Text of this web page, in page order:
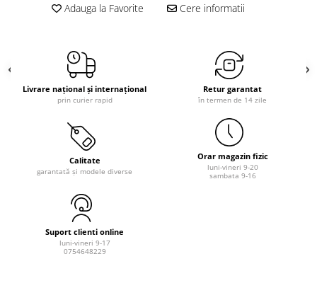
Adauga la Favorite Cere informatii
Livrare național și internațional
prin curier rapid
Retur garantat
în termen de 14 zile
Calitate
garantată și modele diverse
Orar magazin fizic
luni-vineri 9-20
sambata 9-16
Suport clienti online
luni-vineri 9-17
0754648229